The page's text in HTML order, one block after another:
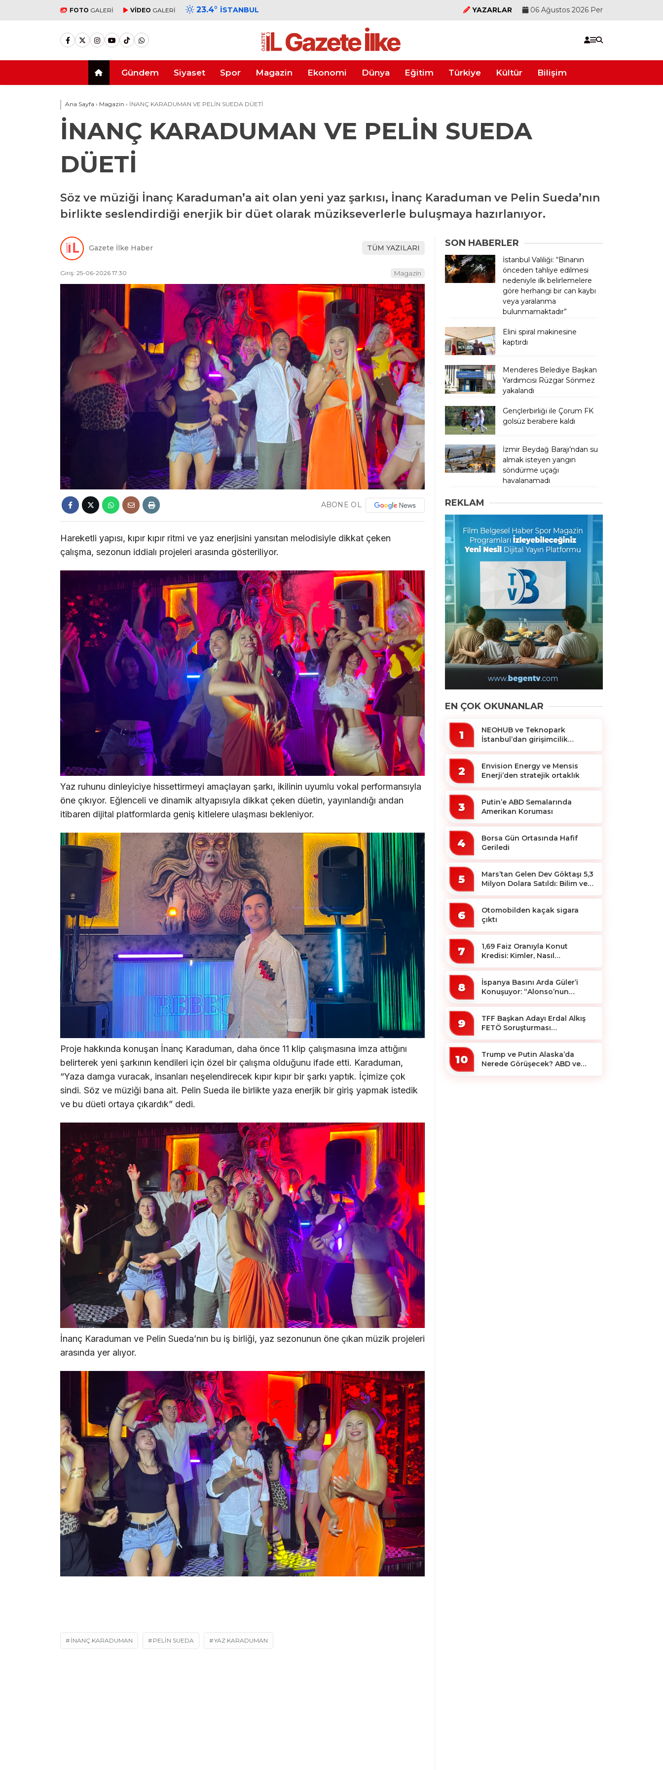
FOTO GALERİ VİDEO GALERİ 23.4° İSTANBUL YAZARLAR 06 Ağustos 2026 Per
Gündem Siyaset Spor Magazin Ekonomi Dünya Eğitim Türkiye Kültür Bilişim
Ana Sayfa › Magazin › İNANÇ KARADUMAN VE PELİN SUEDA DÜETİ
İNANÇ KARADUMAN VE PELİN SUEDA
DÜETİ
Söz ve müziği İnanç Karaduman’a ait olan yeni yaz şarkısı, İnanç Karaduman ve Pelin Sueda’nın
birlikte seslendirdiği enerjik bir düet olarak müzikseverlerle buluşmaya hazırlanıyor.
Gazete İlke Haber TÜM YAZILARI
Giriş: 25-06-2026 17:30 Magazin
ABONE OL
Hareketli yapısı, kıpır kıpır ritmi ve yaz enerjisini yansıtan melodisiyle dikkat çeken
çalışma, sezonun iddialı projeleri arasında gösteriliyor.
Yaz ruhunu dinleyiciye hissettirmeyi amaçlayan şarkı, ikilinin uyumlu vokal performansıyla
öne çıkıyor. Eğlenceli ve dinamik altyapısıyla dikkat çeken düetin, yayınlandığı andan
itibaren dijital platformlarda geniş kitlelere ulaşması bekleniyor.
Proje hakkında konuşan İnanç Karaduman, daha önce 11 klip çalışmasına imza attığını
belirterek yeni şarkının kendileri için özel bir çalışma olduğunu ifade etti. Karaduman,
“Yaza damga vuracak, insanları neşelendirecek kıpır kıpır bir şarkı yaptık. İçimize çok
sindi. Söz ve müziği bana ait. Pelin Sueda ile birlikte yaza enerjik bir giriş yapmak istedik
ve bu düeti ortaya çıkardık” dedi.
İnanç Karaduman ve Pelin Sueda’nın bu iş birliği, yaz sezonunun öne çıkan müzik projeleri
arasında yer alıyor.
INANÇ KARADUMAN PELIN SUEDA YAZ KARADUMAN
SON HABERLER
İstanbul Valiliği: “Binanın
önceden tahliye edilmesi
nedeniyle ilk belirlemelere
göre herhangi bir can kaybı
veya yaralanma
bulunmamaktadır”
Elini spiral makinesine
kaptırdı
Menderes Belediye Başkan
Yardımcısı Rüzgar Sönmez
yakalandı
Gençlerbirliği ile Çorum FK
golsüz berabere kaldı
İzmir Beydağ Barajı’ndan su
almak isteyen yangın
söndürme uçağı
havalanamadı
REKLAM
EN ÇOK OKUNANLAR
1
NEOHUB ve Teknopark
İstanbul’dan girişimcilik
2
Envision Energy ve Mensis
Enerji’den stratejik ortaklık
3
Putin’e ABD Semalarında
Amerikan Koruması
4
Borsa Gün Ortasında Hafif
Geriledi
5
Mars’tan Gelen Dev Göktaşı 5,3
Milyon Dolara Satıldı: Bilim ve
6
Otomobilden kaçak sigara
çıktı
7
1,69 Faiz Oranıyla Konut
Kredisi: Kimler, Nasıl
8
İspanya Basını Arda Güler’i
Konuşuyor: “Alonso’nun
9
TFF Başkan Adayı Erdal Alkış
FETÖ Soruşturması
10
Trump ve Putin Alaska’da
Nerede Görüşecek? ABD ve